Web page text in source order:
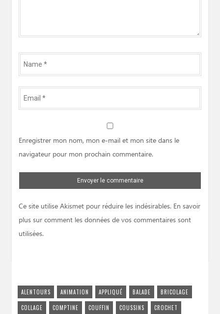
Name
*
Email
*
Enregistrer mon nom, mon e-mail et mon site dans le
navigateur pour mon prochain commentaire.
Ce site utilise Akismet pour réduire les indésirables. En savoir
plus sur comment les données de vos commentaires sont
utilisées.
ALENTOURS ANIMATION APPLIQUÉ BALADE
BRICOLAGE
COLLAGE
COMPTINE COUFFIN COUSSINS CROCHET